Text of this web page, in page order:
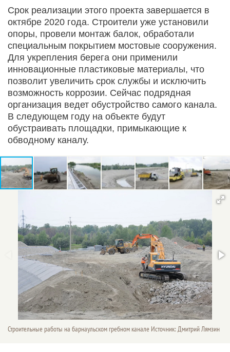
Срок реализации этого проекта завершается в
октябре 2020 года. Строители уже установили
опоры, провели монтаж балок, обработали
специальным покрытием мостовые сооружения.
Для укрепления берега они применили
инновационные пластиковые материалы, что
позволит увеличить срок службы и исключить
возможность коррозии. Сейчас подрядная
организация ведет обустройство самого канала.
В следующем году на объекте будут
обустраивать площадки, примыкающие к
обводному каналу.
Строительные работы на барнаульском гребном канале Источник: Дмитрий Лямзин